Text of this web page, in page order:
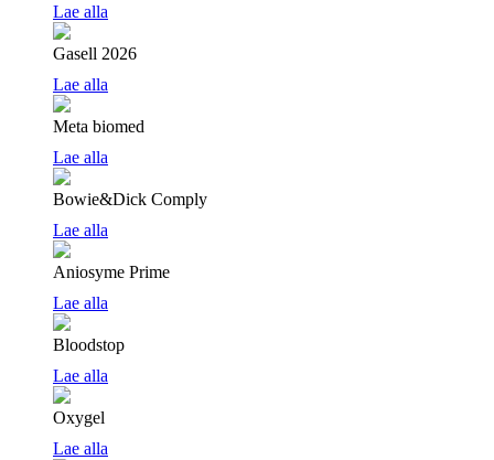
Lae alla
Gasell 2026
Lae alla
Meta biomed
Lae alla
Bowie&Dick Comply
Lae alla
Aniosyme Prime
Lae alla
Bloodstop
Lae alla
Oxygel
Lae alla